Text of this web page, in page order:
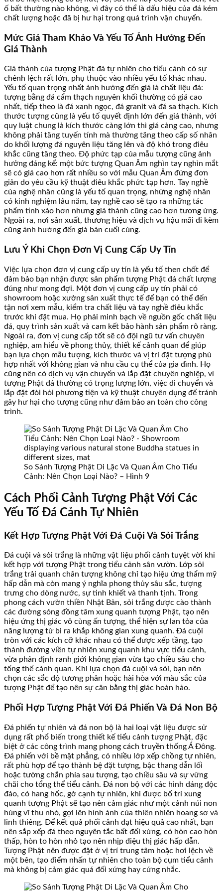
ố bất thường nào không, vì đây có thể là dấu hiệu của đá kém
chất lượng hoặc đã bị hư hại trong quá trình vận chuyển.
Mức Giá Tham Khảo Và Yếu Tố Ảnh Hưởng Đến
Giá Thành
Giá thành của tượng Phật đá tự nhiên cho tiểu cảnh có sự
chênh lệch rất lớn, phụ thuộc vào nhiều yếu tố khác nhau.
Yếu tố quan trọng nhất ảnh hưởng đến giá là chất liệu đá:
tượng bằng đá cẩm thạch nguyên khối thường có giá cao
nhất, tiếp theo là đá xanh ngọc, đá granit và đá sa thạch. Kích
thước tượng cũng là yếu tố quyết định lớn đến giá thành, với
quy luật chung là kích thước càng lớn thì giá càng cao, nhưng
không phải tăng tuyến tính mà thường tăng theo cấp số nhân
do khối lượng đá nguyên liệu tăng lên và độ khó trong điêu
khắc cũng tăng theo. Độ phức tạp của mẫu tượng cũng ảnh
hưởng đáng kể: một bức tượng Quan Âm nghìn tay nghìn mắt
sẽ có giá cao hơn rất nhiều so với mẫu Quan Âm đứng đơn
giản do yêu cầu kỹ thuật điêu khắc phức tạp hơn. Tay nghề
của nghệ nhân cũng là yếu tố quan trọng, những nghệ nhân
có kinh nghiệm lâu năm, tay nghề cao sẽ tạo ra những tác
phẩm tinh xảo hơn nhưng giá thành cũng cao hơn tương ứng.
Ngoài ra, nơi sản xuất, thương hiệu và dịch vụ hậu mãi đi kèm
cũng ảnh hưởng đến giá bán cuối cùng.
Lưu Ý Khi Chọn Đơn Vị Cung Cấp Uy Tín
Việc lựa chọn đơn vị cung cấp uy tín là yếu tố then chốt để
đảm bảo bạn nhận được sản phẩm tượng Phật đá chất lượng
đúng như mong đợi. Một đơn vị cung cấp uy tín phải có
showroom hoặc xưởng sản xuất thực tế để bạn có thể đến
tận nơi xem mẫu, kiểm tra chất liệu và tay nghề điêu khắc
trước khi đặt mua. Họ phải minh bạch về nguồn gốc chất liệu
đá, quy trình sản xuất và cam kết bảo hành sản phẩm rõ ràng.
Ngoài ra, đơn vị cung cấp tốt sẽ có đội ngũ tư vấn chuyên
nghiệp, am hiểu về phong thủy, thiết kế cảnh quan để giúp
bạn lựa chọn mẫu tượng, kích thước và vị trí đặt tượng phù
hợp nhất với không gian và nhu cầu cụ thể của gia đình. Họ
cũng nên có dịch vụ vận chuyển và lắp đặt chuyên nghiệp, vì
tượng Phật đá thường có trọng lượng lớn, việc di chuyển và
lắp đặt đòi hỏi phương tiện và kỹ thuật chuyên dụng để tránh
gây hư hại cho tượng cũng như đảm bảo an toàn cho công
trình.
So Sánh Tượng Phật Di Lặc Và Quan Âm Cho Tiểu
Cảnh: Nên Chọn Loại Nào? – Hình 9
Cách Phối Cảnh Tượng Phật Với Các
Yếu Tố Đá Cảnh Tự Nhiên
Kết Hợp Tượng Phật Với Đá Cuội Và Sỏi Trắng
Đá cuội và sỏi trắng là những vật liệu phối cảnh tuyệt vời khi
kết hợp với tượng Phật trong tiểu cảnh sân vườn. Lớp sỏi
trắng trải quanh chân tượng không chỉ tạo hiệu ứng thẩm mỹ
hấp dẫn mà còn mang ý nghĩa phong thủy sâu sắc, tượng
trưng cho dòng nước, sự tinh khiết và thanh tịnh. Trong
phong cách vườn thiền Nhật Bản, sỏi trắng được cào thành
các đường sóng đồng tâm xung quanh tượng Phật, tạo nên
hiệu ứng thị giác vô cùng ấn tượng, thể hiện sự lan tỏa của
năng lượng từ bi ra khắp không gian xung quanh. Đá cuội
tròn với các kích cỡ khác nhau có thể được xếp tầng, tạo
thành đường viền tự nhiên xung quanh khu vực tiểu cảnh,
vừa phân định ranh giới không gian vừa tạo chiều sâu cho
tổng thể cảnh quan. Khi lựa chọn đá cuội và sỏi, bạn nên
chọn các sắc độ tương phản hoặc hài hòa với màu sắc của
tượng Phật để tạo nên sự cân bằng thị giác hoàn hảo.
Phối Hợp Tượng Phật Với Đá Phiến Và Đá Non Bộ
Đá phiến tự nhiên và đá non bộ là hai loại vật liệu được sử
dụng rất phổ biến trong thiết kế tiểu cảnh tượng Phật, đặc
biệt ở các công trình mang phong cách truyền thống Á Đông.
Đá phiến với bề mặt phẳng, có nhiều lớp xếp chồng tự nhiên,
rất phù hợp để tạo thành bệ đặt tượng, bậc thang dẫn lối
hoặc tường chắn phía sau tượng, tạo chiều sâu và sự vững
chãi cho tổng thể tiểu cảnh. Đá non bộ với các hình dáng độc
đáo, có hang hốc, gờ cạnh tự nhiên, khi được bố trí xung
quanh tượng Phật sẽ tạo nên cảm giác như một cảnh núi non
hùng vĩ thu nhỏ, gợi lên hình ảnh của thiên nhiên hoang sơ và
linh thiêng. Để kết quả phối cảnh đạt hiệu quả cao nhất, bạn
nên sắp xếp đá theo nguyên tắc bất đối xứng, có hòn cao hòn
thấp, hòn to hòn nhỏ tạo nên nhịp điệu thị giác hấp dẫn.
Tượng Phật nên được đặt ở vị trí trung tâm hoặc hơi lệch về
một bên, tạo điểm nhấn tự nhiên cho toàn bộ cụm tiểu cảnh
mà không bị cảm giác quá đối xứng hay cứng nhắc.